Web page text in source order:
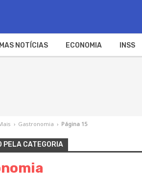
NOTÍCIAS ECONOMIA INSS
› Gastronomia › Página 15
PELA CATEGORIA